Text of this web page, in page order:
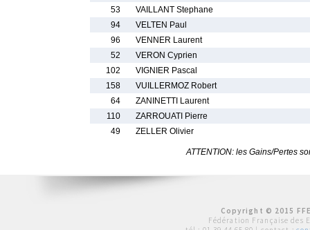
53
VAILLANT Stephane
94
VELTEN Paul
96
VENNER Laurent
52
VERON Cyprien
102
VIGNIER Pascal
158
VUILLERMOZ Robert
64
ZANINETTI Laurent
110
ZARROUATI Pierre
49
ZELLER Olivier
ATTENTION: les Gains/Pertes
Copyright © 2015
Fédération Française des